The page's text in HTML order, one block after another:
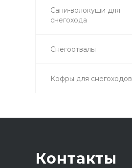
Сани-волокуши для
снегохода
Снегоотвалы
Кофры для снегоходов
Контакты